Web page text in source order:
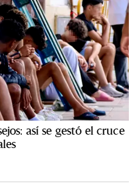
así se gestó el cruce